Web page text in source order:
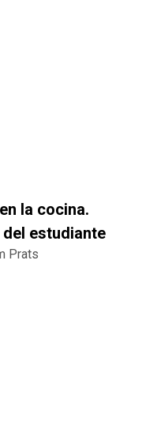
la cocina.
estudiante
Prats